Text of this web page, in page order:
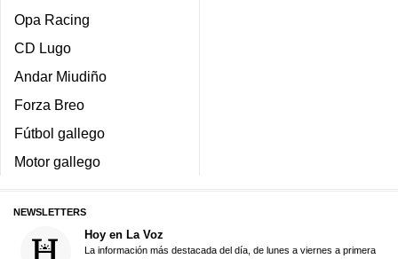
Opa Racing
CD Lugo
Andar Miudiño
Forza Breo
Fútbol gallego
Motor gallego
NEWSLETTERS
Hoy en La Voz
La información más destacada del día, de lunes a viernes a primera